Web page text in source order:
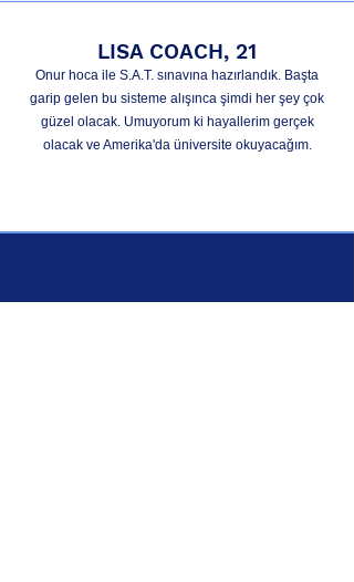
LISA COACH, 21
Onur hoca ile S.A.T. sınavına hazırlandık. Başta
garip gelen bu sisteme alışınca şimdi her şey çok
güzel olacak. Umuyorum ki hayallerim gerçek
olacak ve Amerika'da üniversite okuyacağım.